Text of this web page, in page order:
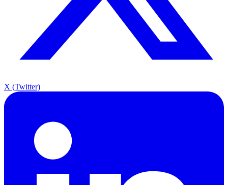
X (Twitter)